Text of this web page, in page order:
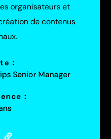
organisateurs et
de contenus
:
Senior Manager
: